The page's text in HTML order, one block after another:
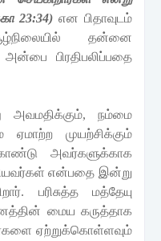
23:34) என பிதாவுடம்
தன்னை
அன்பை
பிரதிபலிப்பதை
அவமதிக்கும், நம்மை
ஏமாற்ற
முயற்சிக்கும்
அவர்களுக்காக
என்பதை இன்று
. பரிசுத்த
மத்தேயு
மைய கருத்தாக
ஏற்றுக்கொள்ளவும்